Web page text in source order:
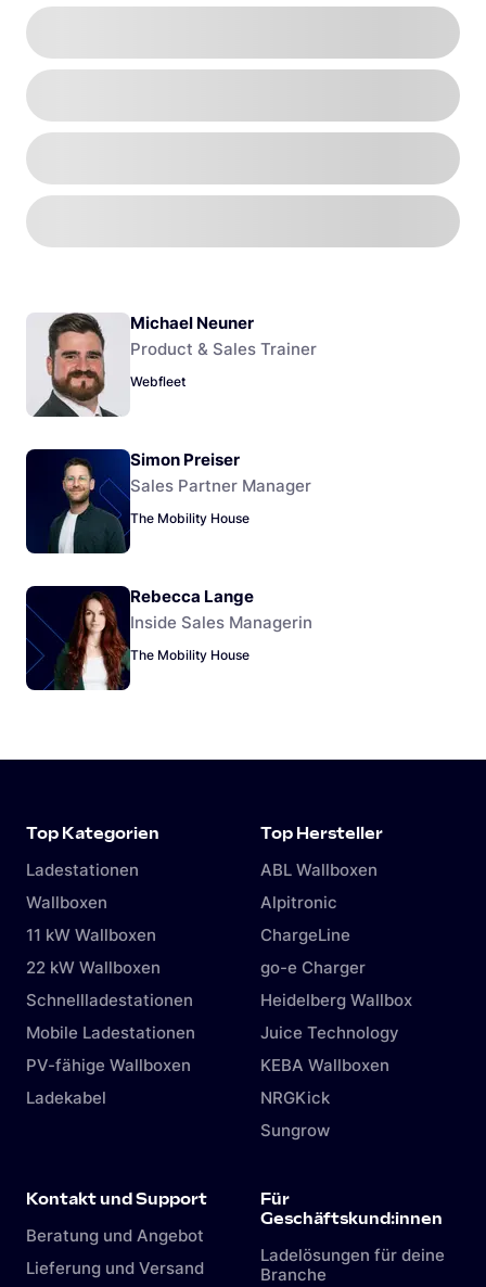
Michael Neuner
Product & Sales Trainer
Webfleet
Simon Preiser
Sales Partner Manager
The Mobility House
Rebecca Lange
Inside Sales Managerin
The Mobility House
Top Kategorien
Ladestationen
Wallboxen
11 kW Wallboxen
22 kW Wallboxen
Schnellladestationen
Mobile Ladestationen
PV-fähige Wallboxen
Ladekabel
Top Hersteller
ABL Wallboxen
Alpitronic
ChargeLine
go-e Charger
Heidelberg Wallbox
Juice Technology
KEBA Wallboxen
NRGKick
Sungrow
Kontakt und Support
Beratung und Angebot
Lieferung und Versand
Für
Geschäftskund:innen
Ladelösungen für deine
Branche